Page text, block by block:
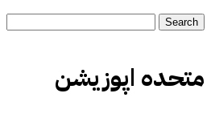
متحدہ اپوزیشن